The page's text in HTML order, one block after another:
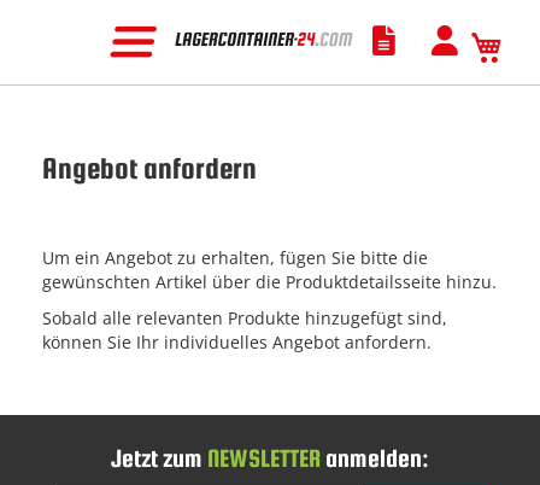
Angebot anfordern
Um ein Angebot zu erhalten, fügen Sie bitte die
gewünschten Artikel über die Produktdetailsseite hinzu.
Sobald alle relevanten Produkte hinzugefügt sind,
können Sie Ihr individuelles Angebot anfordern.
Jetzt zum NEWSLETTER anmelden: